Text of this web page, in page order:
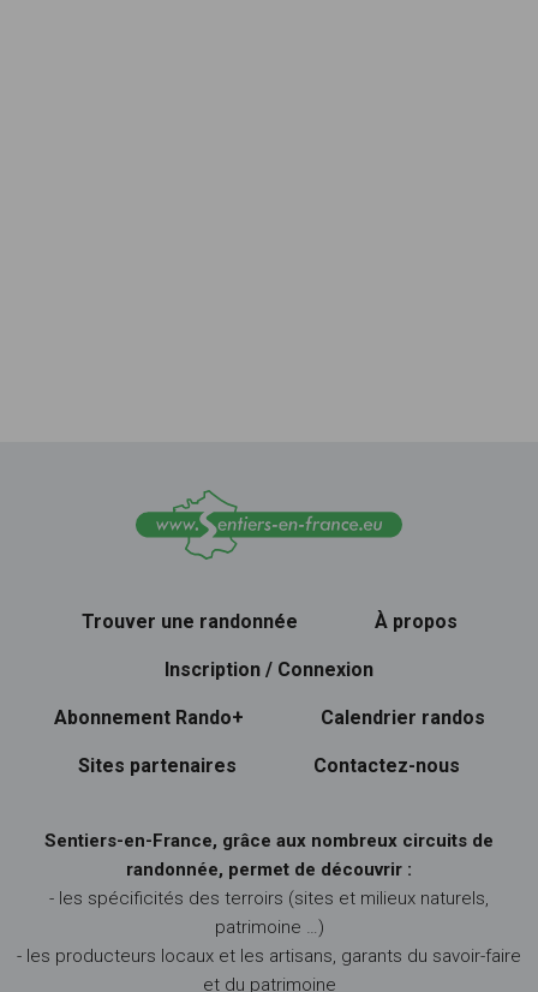
Trouver une randonnée À propos
Inscription / Connexion
Abonnement Rando+ Calendrier randos
Sites partenaires Contactez-nous
Sentiers-en-France, grâce aux nombreux circuits de
randonnée, permet de découvrir :
- les spécificités des terroirs (sites et milieux naturels,
patrimoine …)
- les producteurs locaux et les artisans, garants du savoir-faire
et du patrimoine